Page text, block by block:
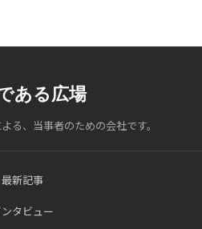
ある広場
る、当事者のための会社です。
最新記事
タビュー